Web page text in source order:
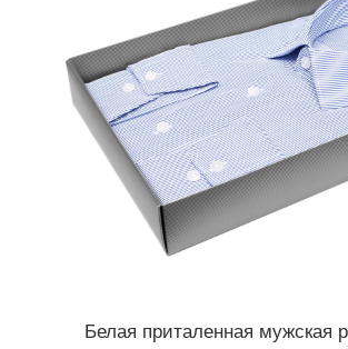
Белая приталенная мужская